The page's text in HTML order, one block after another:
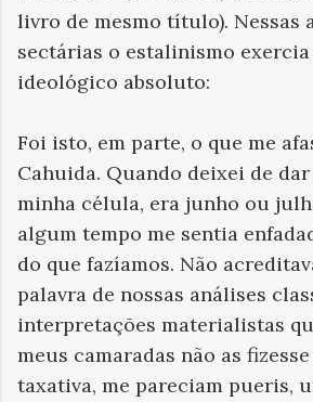
livro de mesmo título). Nessas
sectárias o estalinismo
ideológico absoluto:
Foi isto, em parte, o que me
Cahuida. Quando deixei de
minha célula, era junho ou
algum tempo me sentia
do que fazíamos. Não
palavra de nossas análises
interpretações materialistas
meus camaradas não as
taxativa, me pareciam pueris,